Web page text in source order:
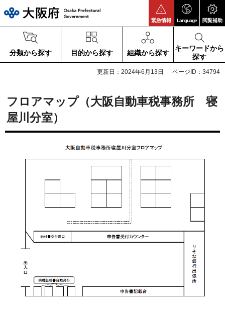
緊急情報 Language 閲覧補助
分類から探す 目的から探す 組織から探す
キーワードから
探す
更新日：2024年6月13日 ページID：34794
フロアマップ（大阪自動車税事務所 寝
屋川分室）